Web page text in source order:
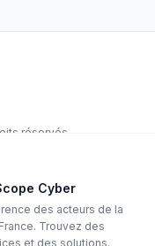
réservés.
légales
Cyber
des acteurs de la
Trouvez des
et des solutions.